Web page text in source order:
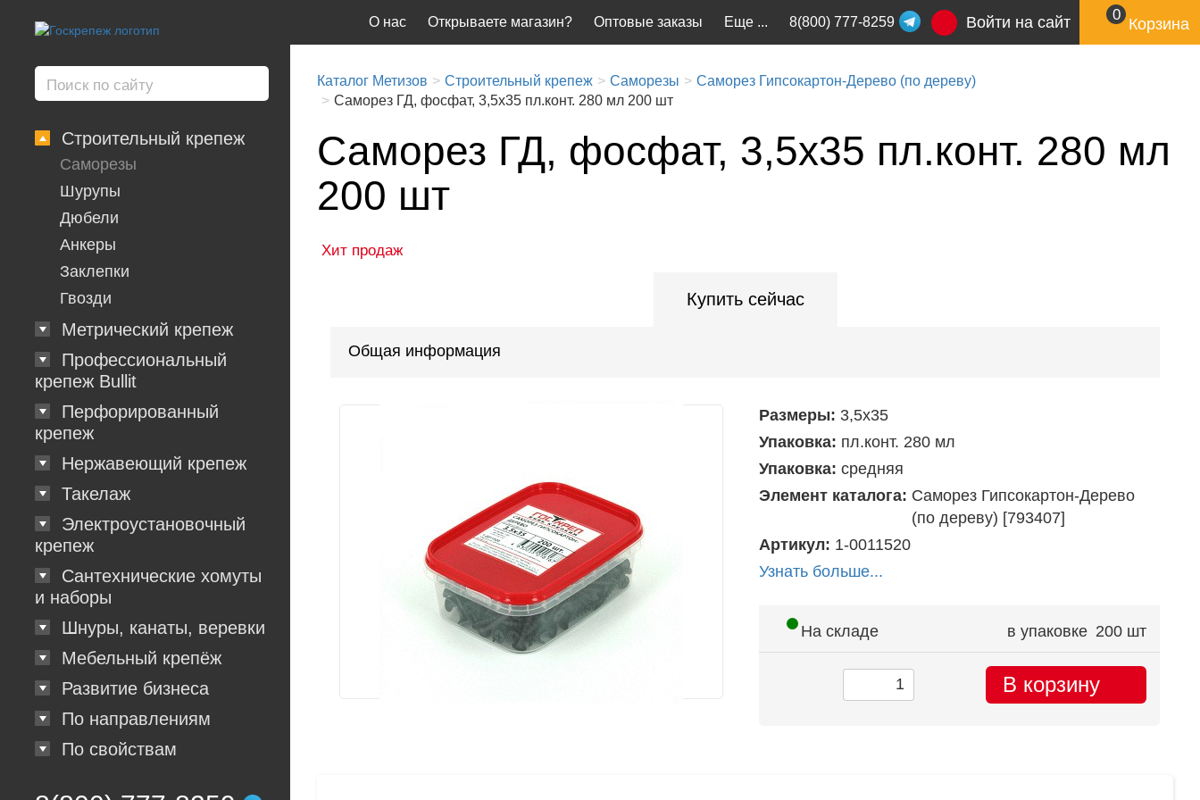
Строительный крепеж
Саморезы
Шурупы
Дюбели
Анкеры
Заклепки
Гвозди
Метрический крепеж
Профессиональный
крепеж Bullit
Перфорированный
крепеж
Нержавеющий крепеж
Такелаж
Электроустановочный
крепеж
Сантехнические хомуты
и наборы
Шнуры, канаты, веревки
Мебельный крепёж
Развитие бизнеса
По направлениям
По свойствам
Еще ...
О нас Открываете магазин? Оптовые заказы 8(800) 777-8259 Войти на сайт 0
Корзина
Каталог Метизов Строительный крепеж Саморезы
Саморез Гипсокартон-Дерево (по дереву)
Саморез ГД, фосфат, 3,5x35 пл.конт. 280 мл 200 шт
Саморез ГД, фосфат, 3,5x35 пл.конт. 280 мл
200 шт
Хит продаж
Купить сейчас
Общая информация
Размеры: 3,5х35
Упаковка: пл.конт. 280 мл
Упаковка: средняя
Элемент каталога: Саморез Гипсокартон-Дерево
(по дереву) [793407]
Артикул: 1-0011520
Узнать больше...
На складе в упаковке 200 шт
В корзину